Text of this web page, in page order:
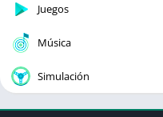
Juegos
Música
Simulación